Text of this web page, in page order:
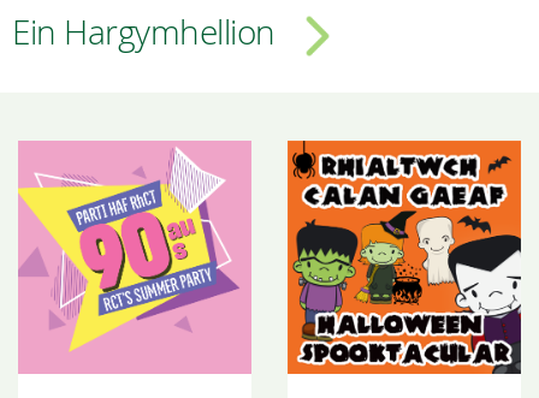
Ein Hargymhellion